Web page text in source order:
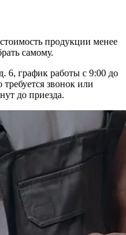
продукции менее
самому.
6, график работы с 9:00 до
звонок или
до приезда.